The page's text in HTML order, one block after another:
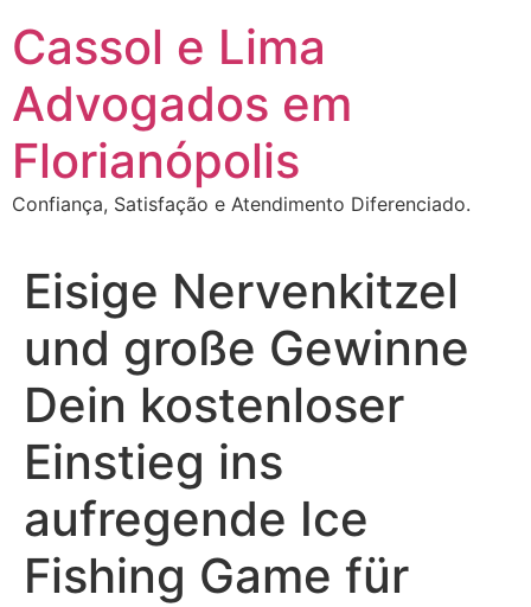
para
conteúdo
Cassol e Lima
Advogados em
Florianópolis
Confiança, Satisfação e Atendimento Diferenciado.
Eisige Nervenkitzel
und große Gewinne
Dein kostenloser
Einstieg ins
aufregende Ice
Fishing Game für